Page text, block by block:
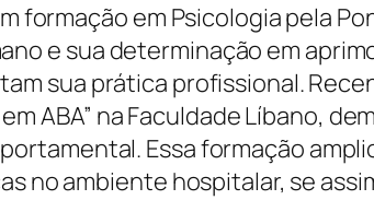
formação em Psicologia pela
e sua determinação em
sua prática profissional.
ABA” na Faculdade Líbano,
Essa formação
no ambiente hospitalar, se